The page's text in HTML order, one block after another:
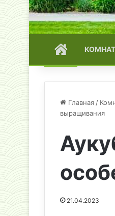
ГЛАВНАЯ
Главная /
выращивания
21.04.2023